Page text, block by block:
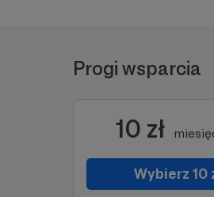
Progi wsparcia
10 zł
Wybierz 10